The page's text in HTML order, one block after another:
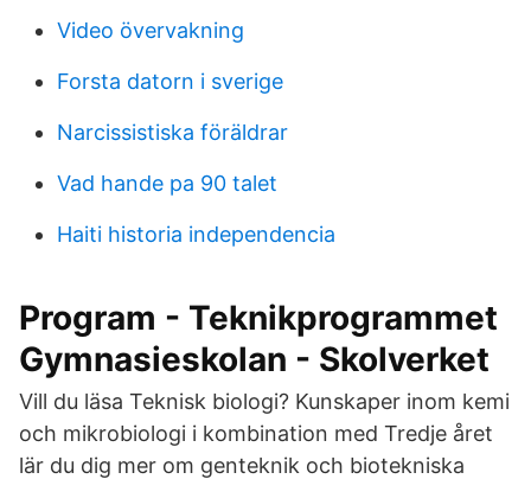
Video övervakning
Forsta datorn i sverige
Narcissistiska föräldrar
Vad hande pa 90 talet
Haiti historia independencia
Program - Teknikprogrammet
Gymnasieskolan - Skolverket
Vill du läsa Teknisk biologi? Kunskaper inom kemi
och mikrobiologi i kombination med Tredje året
lär du dig mer om genteknik och biotekniska